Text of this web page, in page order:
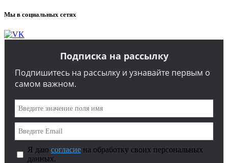
Мы в социальных сетях
Подписка на рассылку
Подпишитесь на рассылку и узнавайте первым о
самом важном.
Я даю согласие на обработку своих персональных
данных.